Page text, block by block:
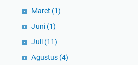
Maret (1)
Juni (1)
Juli (11)
Agustus (4)